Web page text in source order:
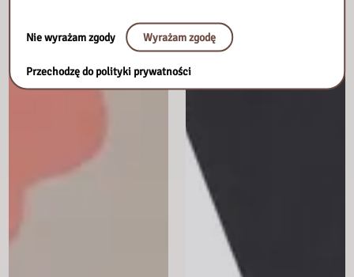
Nie wyrażam zgody Wyrażam zgodę
Przechodzę do polityki prywatności